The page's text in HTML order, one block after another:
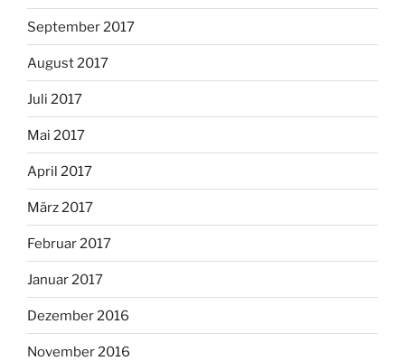
September 2017
August 2017
Juli 2017
Mai 2017
April 2017
März 2017
Februar 2017
Januar 2017
Dezember 2016
November 2016